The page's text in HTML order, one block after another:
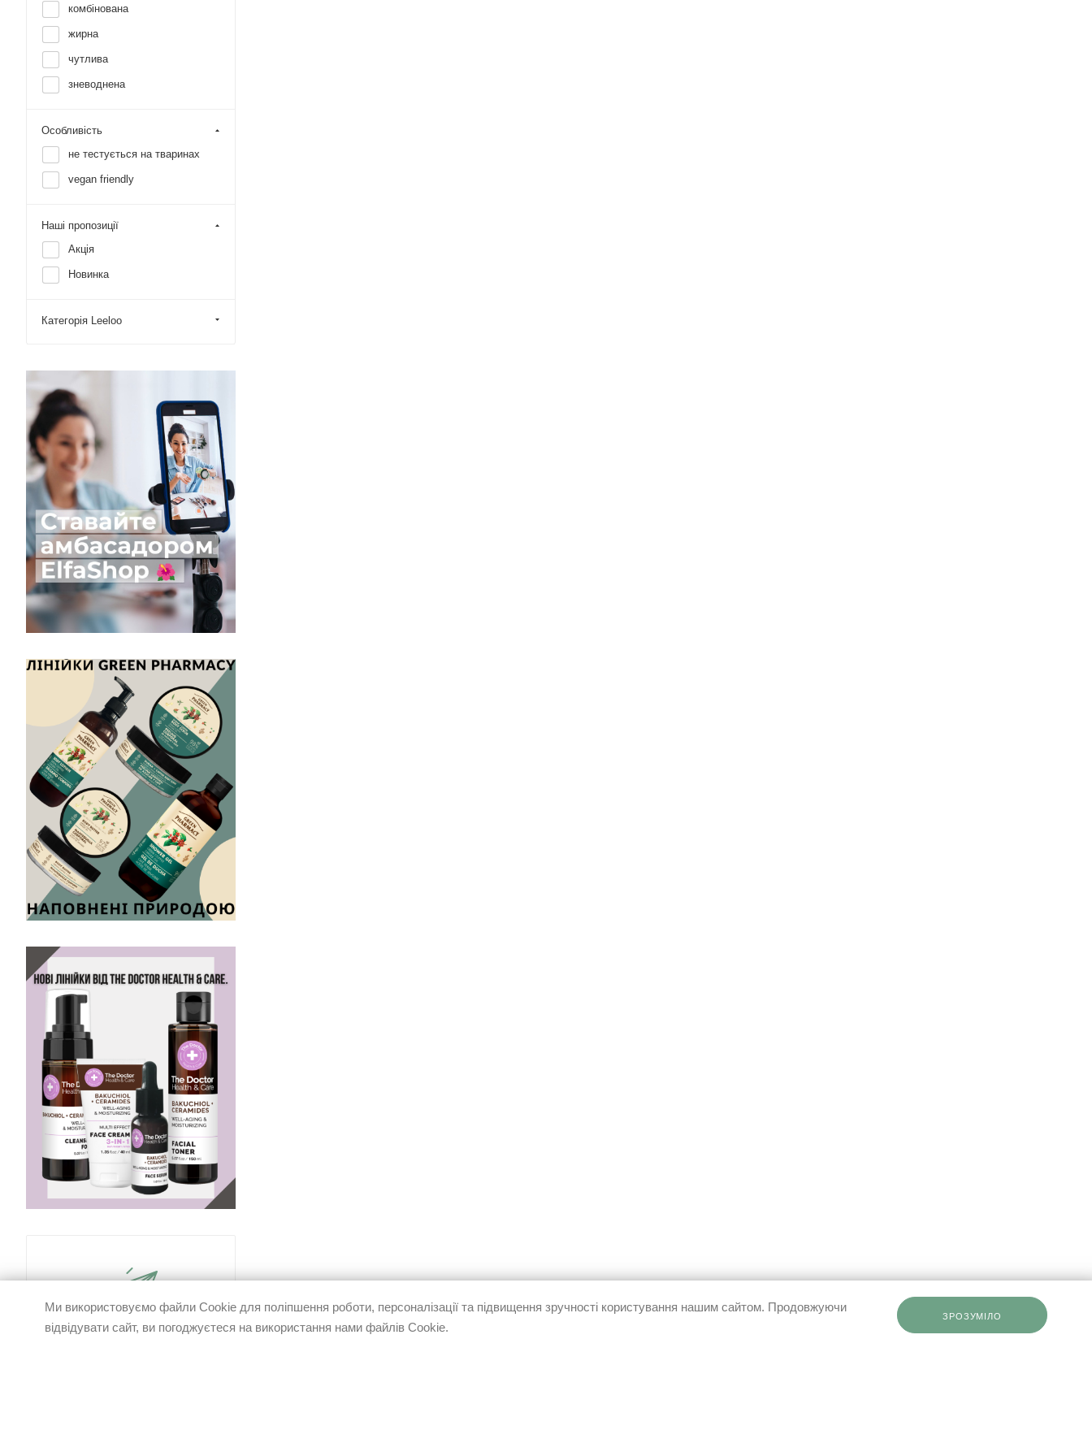
комбінована
жирна
чутлива
зневоднена
Особливість
не тестується на тваринах
vegan friendly
Наші пропозиції
Акція
Новинка
Категорія Leeloo
Будь в курсі наших акцій та
Ми використовуємо файли Cookie для поліпшення роботи, персоналізації та підвищення зручності користування нашим сайтом. Продовжуючи
відвідувати сайт, ви погоджуєтеся на використання нами файлів Cookie.
ЗРОЗУМІЛО